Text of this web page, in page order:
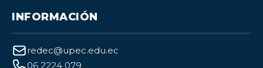
INFORMACIÓN
redec@upec.edu.ec
06 2224 079